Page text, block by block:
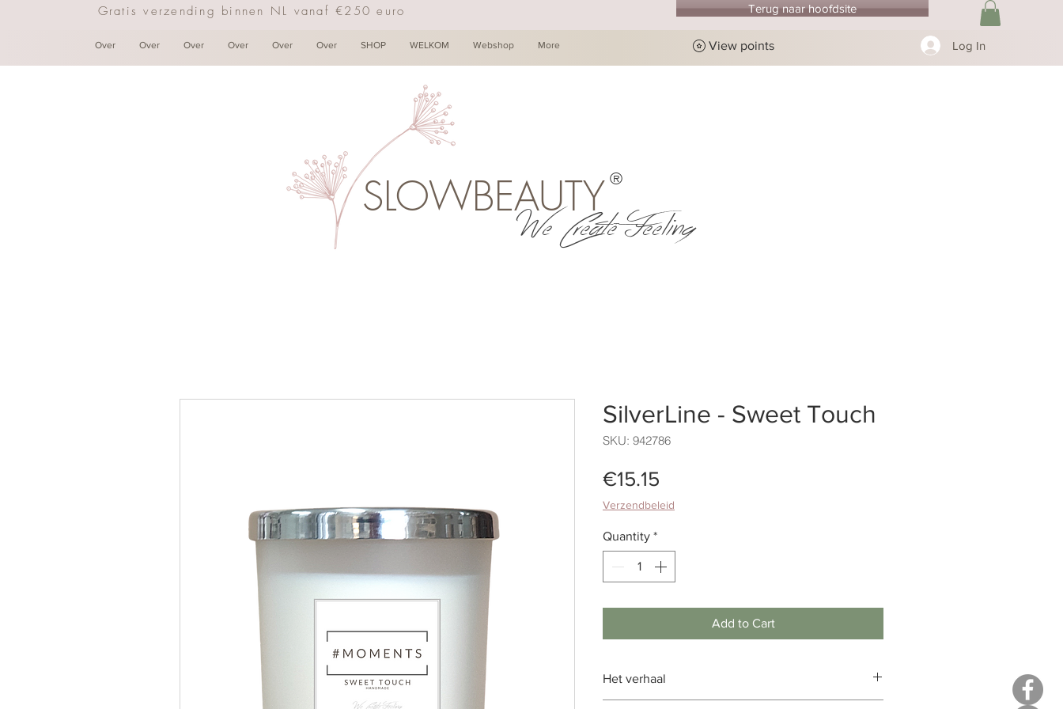
Gratis verzending binnen NL vanaf €250 euro Terug naar hoofdsite
Over Over Over Over Over Over SHOP WELKOM Webshop More View points Log In
SLOWBEAUTY ®
We Create Feeling
SilverLine - Sweet Touch
SKU: 942786
€15.15
Verzendbeleid
Quantity *
Add to Cart
Het verhaal